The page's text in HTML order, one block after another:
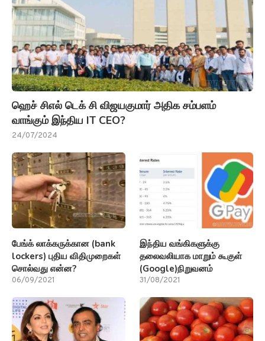
ஹெச் சிஎல் டெக் சி விஜயகுமார் அதிக சம்பளம்
வாங்கும் இந்திய IT CEO?
24/07/2024
பேங்க் லாக்கருக்கான (bank
lockers) புதிய விதிமுறைகள்
சொல்வது என்ன?
06/09/2021
இந்திய வங்கிகளுக்கு
தலைவலியாக மாறும் கூகுள்
(Google)நிறுவனம்
31/08/2021